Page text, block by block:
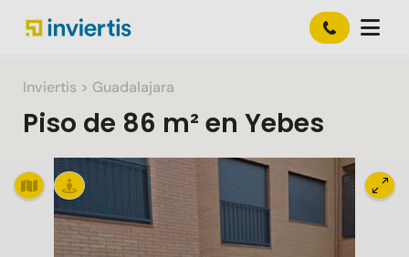
Inviertis > Guadalajara
Piso de 86 m² en Yebes